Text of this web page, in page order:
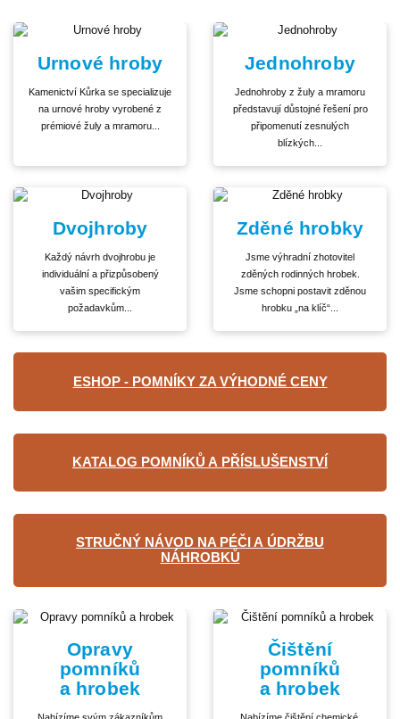
Urnové hroby
Kamenictví Kůrka se specializuje
na urnové hroby vyrobené z
prémiové žuly a mramoru...
Jednohroby
Jednohroby z žuly a mramoru
představují důstojné řešení pro
připomenutí zesnulých
blízkých...
Dvojhroby
Každý návrh dvojhrobu je
individuální a přizpůsobený
vašim specifickým
požadavkům...
Zděné hrobky
Jsme výhradní zhotovitel
zděných rodinných hrobek.
Jsme schopni postavit zděnou
hrobku „na klíč“...
ESHOP - POMNÍKY ZA VÝHODNÉ CENY
KATALOG POMNÍKŮ A PŘÍSLUŠENSTVÍ
STRUČNÝ NÁVOD NA PÉČI A ÚDRŽBU
NÁHROBKŮ
Opravy
pomníků
a hrobek
Čištění
pomníků
a hrobek